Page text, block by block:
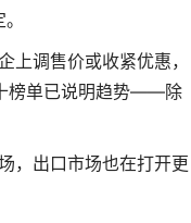
调售价或收紧优惠，
榜单已说明趋势——除
，出口市场也在打开更